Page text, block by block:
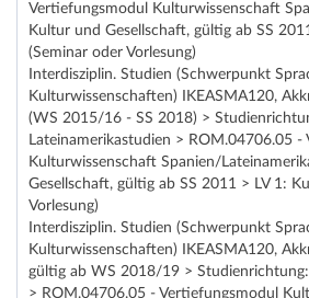
Vertiefungsmodul Kulturwissenschaft
Kultur und Gesellschaft, gültig ab SS
(Seminar oder Vorlesung)
Interdisziplin. Studien (Schwerpunkt
Kulturwissenschaften) IKEASMA120,
(WS 2015/16 - SS 2018) >
Lateinamerikastudien > ROM.04706.05 -
Kulturwissenschaft Spanien/
Gesellschaft, gültig ab SS 2011 > LV 1:
Vorlesung)
Interdisziplin. Studien (Schwerpunkt
Kulturwissenschaften) IKEASMA120,
gültig ab WS 2018/19 >
> ROM.04706.05 - Vertiefungsmodul